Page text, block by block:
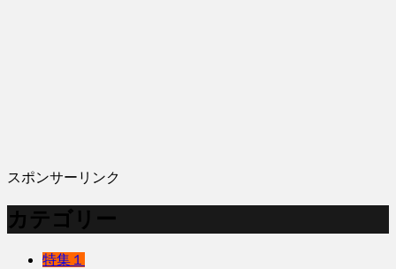
スポンサーリンク
カテゴリー
特集１